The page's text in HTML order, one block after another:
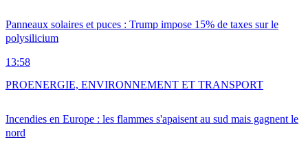
Panneaux solaires et puces : Trump impose 15% de taxes sur le
polysilicium
13:58
Incendies en Europe : les flammes s'apaisent au sud mais gagnent le
nord
PROENERGIE, ENVIRONNEMENT ET TRANSPORT